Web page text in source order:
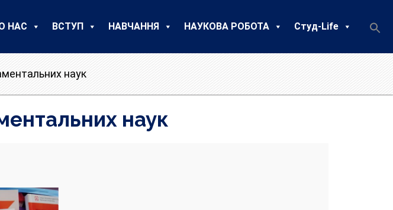
НАС ВСТУП НАВЧАННЯ НАУКОВА РОБОТА Студ-Life
наук
наук